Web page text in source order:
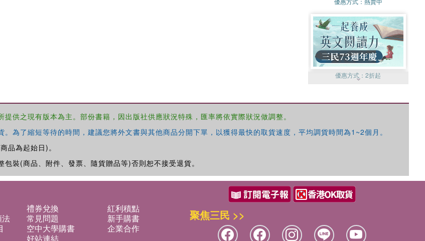
優惠方式：2折起
供之現有版本為主。部份書籍，因出版社供應狀況特殊，匯率將依實際狀況做調整。
為了縮短等待的時間，建議您將外文書與其他商品分開下單，以獲得最快的取貨速度，平均調貨時間為1~2個月。
品為起始日)。
裝(商品、附件、發票、隨貨贈品等)否則恕不接受退貨。
禮券兌換
紅利積點
法 常見問題
新手購書
空中大學購書
企業合作
好站連結
聚焦三民 >>